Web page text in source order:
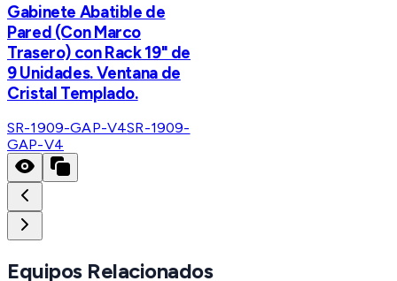
Gabinete Abatible de
Pared (Con Marco
Trasero) con Rack 19" de
9 Unidades. Ventana de
Cristal Templado.
SR-1909-GAP-V4SR-1909-
GAP-V4
Equipos Relacionados